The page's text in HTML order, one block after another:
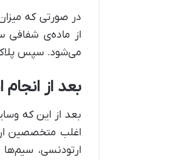
در صورتی که
از ماده‌ی شفافی
می‌شود. سپس پلاک
بعد از
بعد از این که
اغلب متخصصین
ارتودنسی،